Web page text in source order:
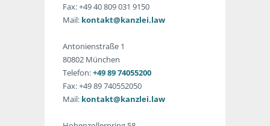
Fax: +49 40 809 031 9150
Mail: kontakt@kanzlei.law
Antonienstraße 1
80802 München
Telefon:+49 89 74055200
Fax: +49 89 740552050
Mail: kontakt@kanzlei.law